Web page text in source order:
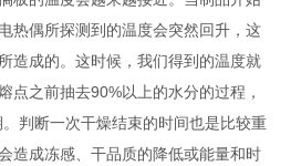
热偶所探测到的温度会突然回升，这
造成的。这时候，我们得到的温度就
点之前抽去90%以上的水分的过程，
判断一次干燥结束的时间也是比较重
造成冻感、干品质的降低或能量和时